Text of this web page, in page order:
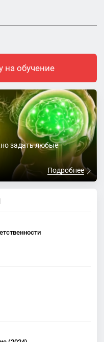
на обучение
задать любые
Подробнее